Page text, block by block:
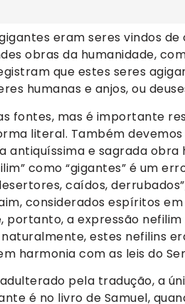
eram seres vindos
obras da humanidade,
que estes seres
humanas e anjos, ou
fontes, mas é importante
literal. Também
antiquíssima e sagrada obra
como “gigantes” é um
caídos,
considerados espíritos
portanto, a expressão
estes nefilins
harmonia com as leis do
pela tradução, a
é no livro de Samuel,